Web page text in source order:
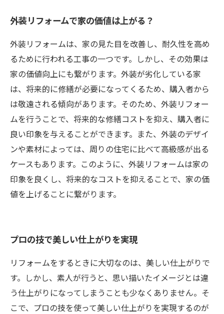
外装リフォームで家の価値は上がる？
外装リフォームは、家の見た目を改善し、耐久性を高め
るために行われる工事の一つです。しかし、その効果は
家の価値向上にも繋がります。外装が劣化している家
は、将来的に修繕が必要になってくるため、購入者から
は敬遠される傾向があります。そのため、外装リフォー
ムを行うことで、将来的な修繕コストを抑え、購入者に
良い印象を与えることができます。また、外装のデザイ
ンや素材によっては、周りの住宅に比べて高級感が出る
ケースもあります。このように、外装リフォームは家の
印象を良くし、将来的なコストを抑えることで、家の価
値を上げることに繋がります。
プロの技で美しい仕上がりを実現
リフォームをするときに大切なのは、美しい仕上がりで
す。しかし、素人が行うと、思い描いたイメージとは違
う仕上がりになってしまうことも少なくありません。そ
こで、プロの技を使って美しい仕上がりを実現するのが